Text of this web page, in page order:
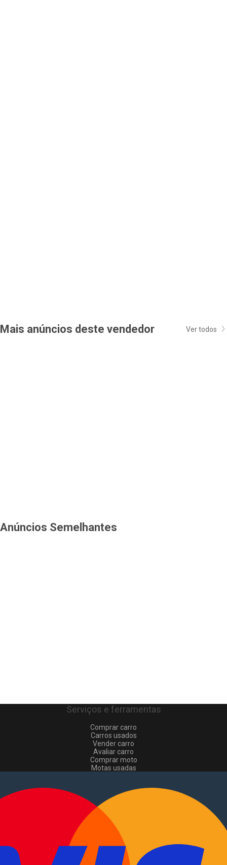
Mais anúncios deste vendedor Ver todos
Anúncios Semelhantes
Serviços e ferramentas
Comprar carro
Carros usados
Vender carro
Avaliar carro
Comprar moto
Motas usadas
Comerciais usados
Vender comerciais
Informações
Como comprar e vender
Pacotes de anúncios
Verificar VIN e matrícula
Sitemap